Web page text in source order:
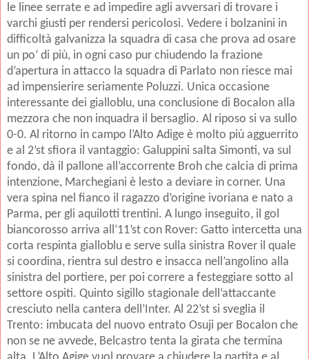
le linee serrate e ad impedire agli avversari di trovare i
varchi giusti per rendersi pericolosi. Vedere i bolzanini in
difficoltà galvanizza la squadra di casa che prova ad osare
un po’ di più, in ogni caso pur chiudendo la frazione
d’apertura in attacco la squadra di Parlato non riesce mai
ad impensierire seriamente Poluzzi. Unica occasione
interessante dei gialloblu, una conclusione di Bocalon alla
mezzora che non inquadra il bersaglio. Al riposo si va sullo
0-0. Al ritorno in campo l’Alto Adige è molto più agguerrito
e al 2’st sfiora il vantaggio: Galuppini salta Simonti, va sul
fondo, dà il pallone all’accorrente Broh che calcia di prima
intenzione, Marchegiani è lesto a deviare in corner. Una
vera spina nel fianco il ragazzo d’origine ivoriana e nato a
Parma, per gli aquilotti trentini. A lungo inseguito, il gol
biancorosso arriva all’11’st con Rover: Gatto intercetta una
corta respinta gialloblu e serve sulla sinistra Rover il quale
si coordina, rientra sul destro e insacca nell’angolino alla
sinistra del portiere, per poi correre a festeggiare sotto al
settore ospiti. Quinto sigillo stagionale dell’attaccante
cresciuto nella cantera dell’Inter. Al 22’st si sveglia il
Trento: imbucata del nuovo entrato Osuji per Bocalon che
non se ne avvede, Belcastro tenta la girata che termina